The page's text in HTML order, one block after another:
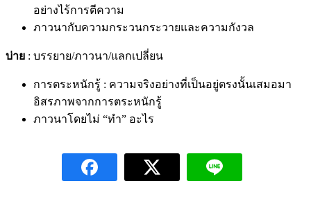
อย่างไร้การตีความ​
ภาวนากับความกระวนกระวายและความกังวล
บ่าย : บรรยาย/ภาวนา/แลกเปลี่ยน
การตระหนักรู้ : ความจริงอย่างที่เป็นอยู่ตรงนั้นเสมอมา​​​
อิสรภาพจากการตระหนักรู้
ภาวนาโดยไม่ “ทำ” อะไร​​​